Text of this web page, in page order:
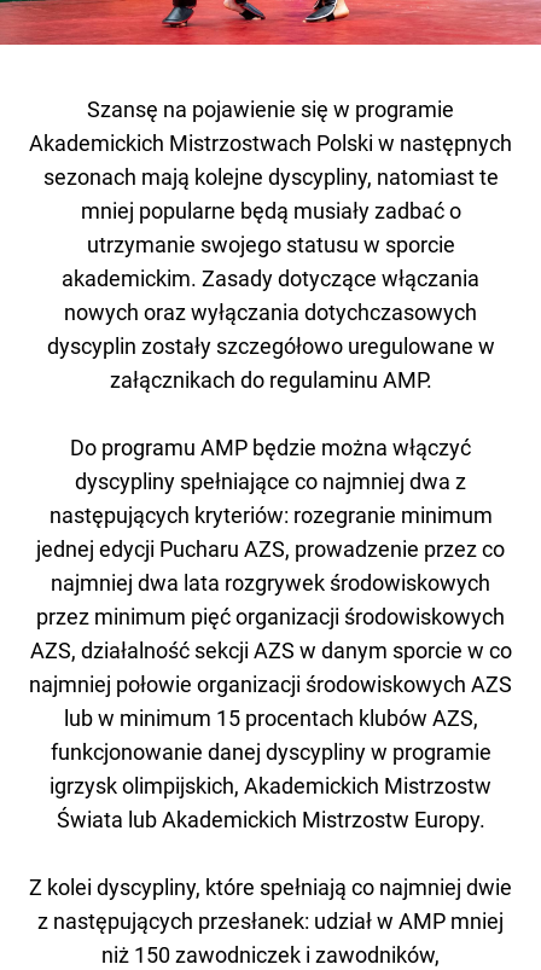
Szansę na pojawienie się w programie
Akademickich Mistrzostwach Polski w następnych
sezonach mają kolejne dyscypliny, natomiast te
mniej popularne będą musiały zadbać o
utrzymanie swojego statusu w sporcie
akademickim. Zasady dotyczące włączania
nowych oraz wyłączania dotychczasowych
dyscyplin zostały szczegółowo uregulowane w
załącznikach do regulaminu AMP.
Do programu AMP będzie można włączyć
dyscypliny spełniające co najmniej dwa z
następujących kryteriów: rozegranie minimum
jednej edycji Pucharu AZS, prowadzenie przez co
najmniej dwa lata rozgrywek środowiskowych
przez minimum pięć organizacji środowiskowych
AZS, działalność sekcji AZS w danym sporcie w co
najmniej połowie organizacji środowiskowych AZS
lub w minimum 15 procentach klubów AZS,
funkcjonowanie danej dyscypliny w programie
igrzysk olimpijskich, Akademickich Mistrzostw
Świata lub Akademickich Mistrzostw Europy.
Z kolei dyscypliny, które spełniają co najmniej dwie
z następujących przesłanek: udział w AMP mniej
niż 150 zawodniczek i zawodników,